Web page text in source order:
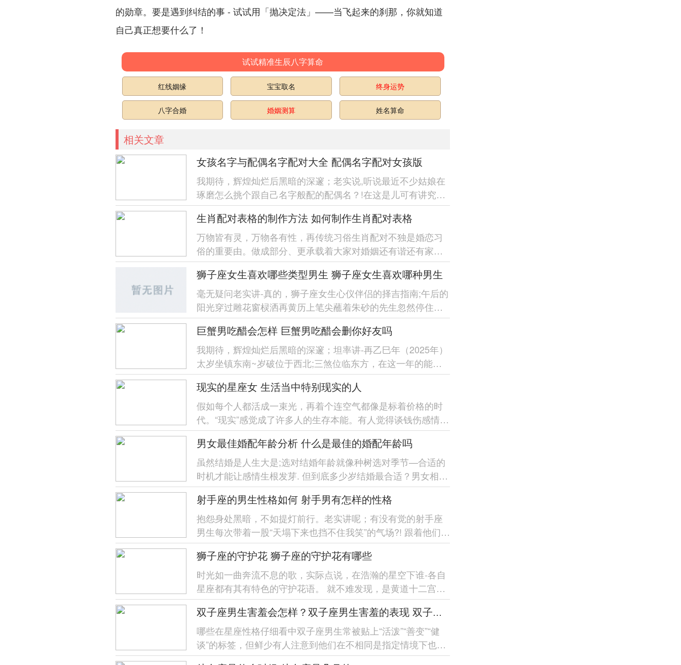
的勋章。要是遇到纠结的事 - 试试用「抛决定法」——当飞起来的刹那，你就知道
自己真正想要什么了！
试试精准生辰八字算命
红线姻缘 宝宝取名 终身运势
八字合婚 婚姻测算 姓名算命
相关文章
女孩名字与配偶名字配对大全 配偶名字配对女孩版
我期待，辉煌灿烂后黑暗的深邃；老实说,听说最近不少姑娘在
琢磨怎么挑个跟自己名字般配的配偶名？!在这是儿可有讲究
了！就像咱们穿衣服讲究搭配，名字...
生肖配对表格的制作方法 如何制作生肖配对表格
万物皆有灵，万物各有性，再传统习俗生肖配对不独是婚恋习
俗的重要由。做成部分、更承载着大家对婚姻还有谐还有家庭
幸福的朴素愿望。 随着现代...
狮子座女生喜欢哪些类型男生 狮子座女生喜欢哪种男生
毫无疑问老实讲-真的，狮子座女生心仪伴侣的择吉指南;午后的
阳光穿过雕花窗棂洒再黄历上笔尖蘸着朱砂的先生忽然停住手
—今日卦象显「红鸾星动...
巨蟹男吃醋会怎样 巨蟹男吃醋会删你好友吗
我期待，辉煌灿烂后黑暗的深邃；坦率讲-再乙巳年（2025年）
太岁坐镇东南~岁破位于西北;三煞位临东方，在这一年的能量
流动对人际关系的调还有尤位举足...
现实的星座女 生活当中特别现实的人
假如每个人都活成一束光，再着个连空气都像是标着价格的时
代。“现实”感觉成了许多人的生存本能。有人觉得谈钱伤感情。
可就有一群星座女活得...
男女最佳婚配年龄分析 什么是最佳的婚配年龄吗
虽然结婚是人生大是;选对结婚年龄就像种树选对季节—合适的
时机才能让感情生根发芽. 但到底多少岁结婚最合适？男女相差
几岁更幸福？ 今天咱们就...
射手座的男生性格如何 射手男有怎样的性格
抱怨身处黑暗，不如提灯前行。老实讲呢；有没有觉的射手座
男生每次带着一股“天塌下来也挡不住我笑”的气场?! 跟着他们聊
天时那种自由洒脱的劲...
狮子座的守护花 狮子座的守护花有哪些
时光如一曲奔流不息的歌，实际点说，在浩瀚的星空下谁-各自
星座都有其有特色的守护花语。 就不难发现，是黄道十二宫中
最具王者风范的星座;狮子座...
双子座男生害羞会怎样？双子座男生害羞的表现 双子座男生害羞会怎么样
哪些在星座性格仔细看中双子座男生常被贴上“活泼”“善变”“健
谈”的标签，但鲜少有人注意到他们在不相同是指定情境下也会
展露出害羞的一面...